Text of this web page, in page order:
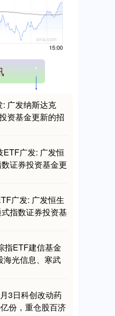
-1.63 -0.02%
广发纳斯达克
资基金更新的招
广发: 广发恒
证券投资基金更
广发: 广发恒生
指数证券投资基
指ETF建信基金
海光信息、寒武
3日科创改动药
份，重仓股百济